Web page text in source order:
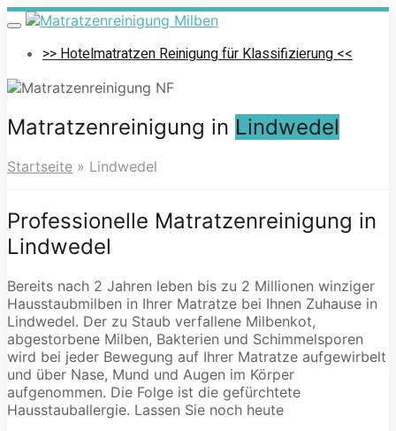
Skip
to
main
Toggle
navigation>> Hotelmatratzen Reinigung für Klassifizierung <<
Matratzenreinigung in Lindwedel
Startseite » Lindwedel
Professionelle Matratzenreinigung in
Lindwedel
Bereits nach 2 Jahren leben bis zu 2 Millionen winziger
Hausstaubmilben in Ihrer Matratze bei Ihnen Zuhause in
Lindwedel. Der zu Staub verfallene Milbenkot,
abgestorbene Milben, Bakterien und Schimmelsporen
wird bei jeder Bewegung auf Ihrer Matratze aufgewirbelt
und über Nase, Mund und Augen im Körper
aufgenommen. Die Folge ist die gefürchtete
Hausstauballergie. Lassen Sie noch heute